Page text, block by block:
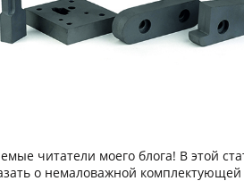
читатели моего блога! В этой
о немаловажной комплектующей